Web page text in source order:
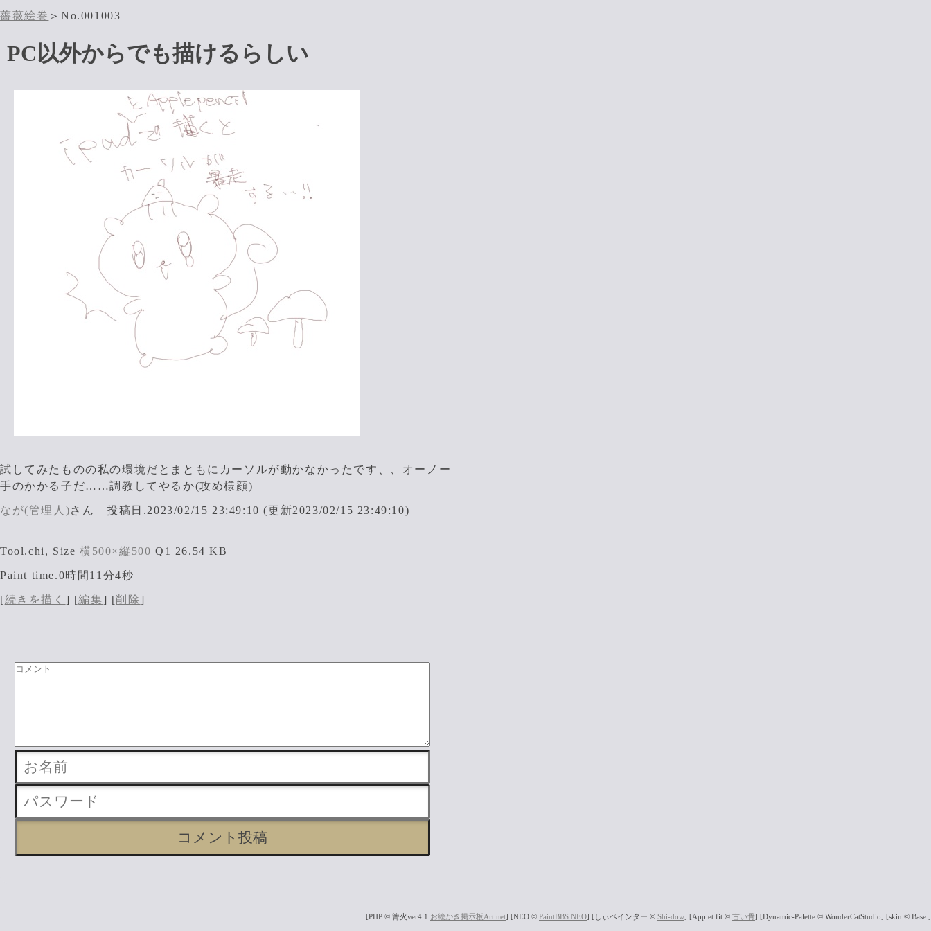
薔薇絵巻 ＞No.001003
PC以外からでも描けるらしい
試してみたものの私の環境だとまともにカーソルが動かなかったです、、オーノー
手のかかる子だ……調教してやるか(攻め様顔)
なが(管理人)さん 投稿日.2023/02/15 23:49:10 (更新2023/02/15 23:49:10)
Tool.chi, Size 横500×縦500 Q1 26.54 KB
Paint time.0時間11分4秒
[続きを描く ] [編集] [削除]
[PHP © 篝火ver4.1 お絵かき掲示板Art.net] [NEO © PaintBBS NEO] [しぃペインター © Shi-dow] [Applet fit © 古い骨] [Dynamic-Palette © WonderCatStudio] [skin © Base ]